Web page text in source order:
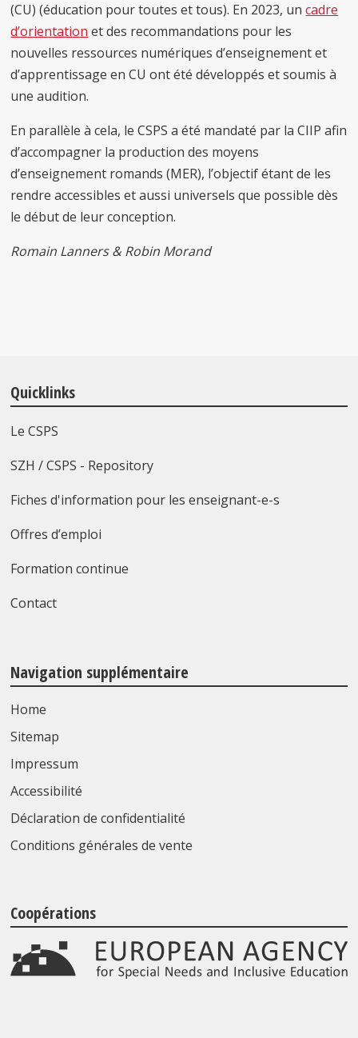
(CU) (éducation pour toutes et tous). En 2023, uncadre
d’orientation et des recommandations pour les
nouvelles ressources numériques d’enseignement et
d’apprentissage en CU ont été développés et soumis à
une audition.
En parallèle à cela, le CSPS a été mandaté par la CIIP afin
d’accompagner la production des moyens
d’enseignement romands (MER), l’objectif étant de les
rendre accessibles et aussi universels que possible dès
le début de leur conception.
Romain Lanners & Robin Morand
Quicklinks
Le CSPS
SZH / CSPS - Repository
Fiches d'information pour les enseignant-e-s
Offres d’emploi
Formation continue
Contact
Navigation supplémentaire
Home
Sitemap
Impressum
Accessibilité
Déclaration de confidentialité
Conditions générales de vente
Coopérations